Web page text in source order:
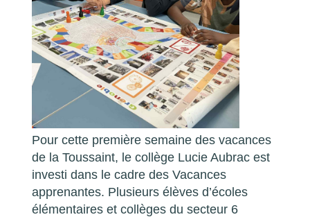
Pour cette première semaine des vacances
de la Toussaint, le collège Lucie Aubrac est
investi dans le cadre des Vacances
apprenantes. Plusieurs élèves d’écoles
élémentaires et collèges du secteur 6